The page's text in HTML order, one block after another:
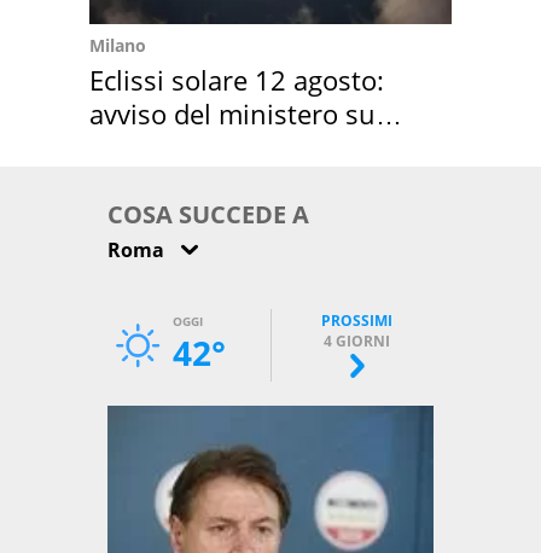
Milano
Eclissi solare 12 agosto:
avviso del ministero su